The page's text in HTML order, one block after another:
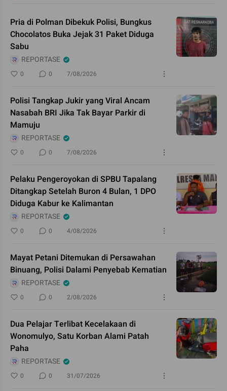
Pria di Polman Dibekuk Polisi, Bungkus
Chocolatos Buka Jejak 31 Paket Diduga
Sabu
REPORTASE
0 0 7/08/2026
Polisi Tangkap Jukir yang Viral Ancam
Nasabah BRI Jika Tak Bayar Parkir di
Mamuju
REPORTASE
0 0 7/08/2026
Pelaku Pengeroyokan di SPBU Tapalang
Ditangkap Setelah Buron 4 Bulan, 1 DPO
Diduga Kabur ke Kalimantan
REPORTASE
0 0 4/08/2026
Mayat Petani Ditemukan di Persawahan
Binuang, Polisi Dalami Penyebab Kematian
REPORTASE
0 0 2/08/2026
Dua Pelajar Terlibat Kecelakaan di
Wonomulyo, Satu Korban Alami Patah
Paha
REPORTASE
0 0 31/07/2026